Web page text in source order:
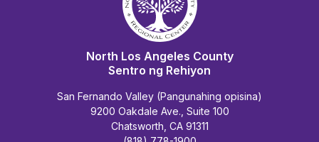
North Los Angeles County
Sentro ng Rehiyon
San Fernando Valley (Pangunahing opisina)
9200 Oakdale Ave., Suite 100
Chatsworth, CA 91311